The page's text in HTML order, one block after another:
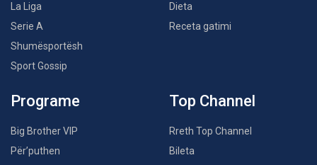
La Liga
Serie A
Shumësportësh
Sport Gossip
Dieta
Receta gatimi
Programe
Big Brother VIP
Për’puthen
Top Channel
Rreth Top Channel
Bileta